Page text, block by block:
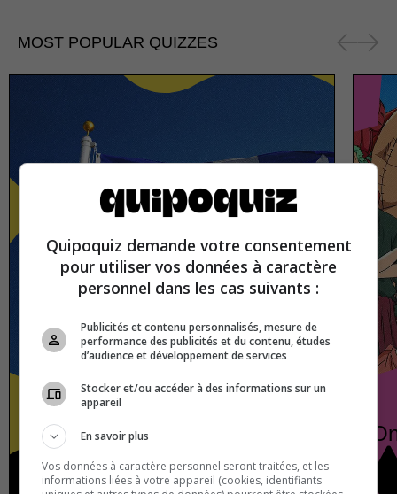
MOST POPULAR QUIZZES
Quebec
Quipoquiz demande votre consentement
pour utiliser vos données à caractère
personnel dans les cas suivants :
Publicités et contenu personnalisés, mesure de
performance des publicités et du contenu, études
d’audience et développement de services
Stocker et/ou accéder à des informations sur un
appareil
En savoir plus
Vos données à caractère personnel seront traitées, et les
informations liées à votre appareil (cookies, identifiants